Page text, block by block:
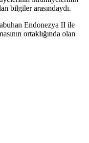
bilgiler arasındaydı.
Endonezya II ile
ortaklığında olan